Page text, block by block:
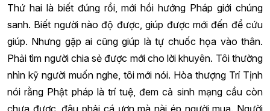
Thứ hai là biết đúng rồi, mới hồi hướng Pháp giới chúng
sanh. Biết người nào độ được, giúp được mới đến để cứu
giúp. Nhưng gặp ai cũng giúp là tự chuốc họa vào thân.
Phải tìm người chia sẻ được mới cho lời khuyên. Tôi thường
nhìn kỹ người muốn nghe, tôi mới nói. Hòa thượng Trí Tịnh
nói rằng Phật pháp là trí tuệ, đem cả sinh mạng cầu còn
chưa được, đâu phải cá ươn mà nài ép người mua. Người